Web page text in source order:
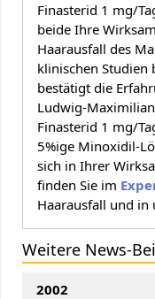
Finasterid 1 mg/
beide Ihre
Haarausfall des
klinischen Studien
bestätigt die
Ludwig-
Finasterid 1 mg/
5%ige Minoxidil-
sich in Ihrer
finden Sie im
Haarausfall und in
Weitere News-
2002